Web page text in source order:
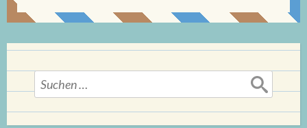
Suchen
nach: